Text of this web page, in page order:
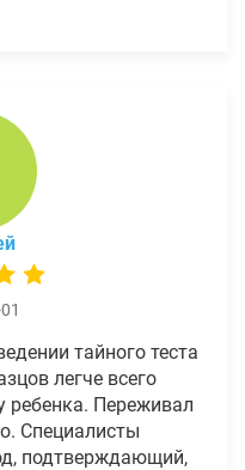
тайного теста
легче всего
ребенка. Переживал
Специалисты
подтверждающий,